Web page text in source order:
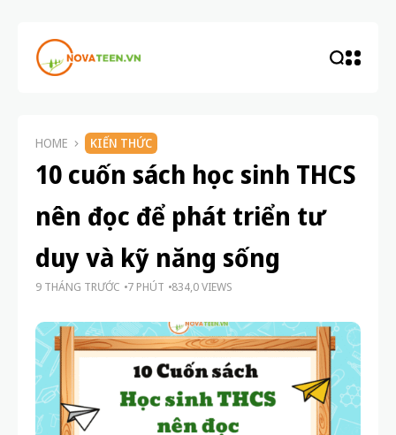
HOME KIẾN THỨC
10 cuốn sách học sinh THCS
nên đọc để phát triển tư
duy và kỹ năng sống
9 THÁNG TRƯỚC 7 PHÚT 834,0 VIEWS